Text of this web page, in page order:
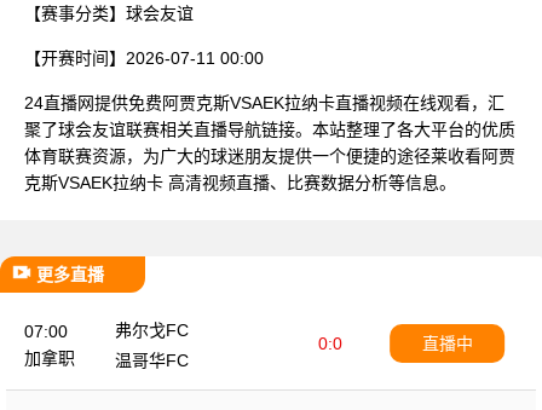
【赛事分类】 球会友谊
【开赛时间】 2026-07-11 00:00
24直播网提供免费阿贾克斯VSAEK拉纳卡直播视频在线观看，汇
聚了球会友谊联赛相关直播导航链接。本站整理了各大平台的优质
体育联赛资源，为广大的球迷朋友提供一个便捷的途径莱收看阿贾
克斯VSAEK拉纳卡 高清视频直播、比赛数据分析等信息。
更多直播
07:00
加拿职
弗尔戈FC
0:0
温哥华FC
直播中